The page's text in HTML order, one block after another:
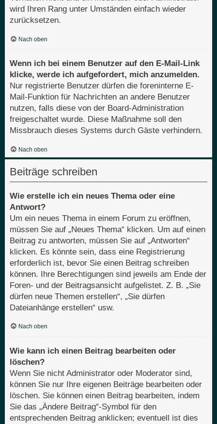
wird Ihren Rang unter Umständen einfach wieder
zurücksetzen.
Nach oben
Wenn ich bei einem Benutzer auf den E-Mail-Link
klicke, werde ich aufgefordert, mich anzumelden.
Nur registrierte Benutzer dürfen die foreninterne E-
Mail-Funktion für Nachrichten an andere Benutzer
nutzen, falls diese von der Board-Administration
freigeschaltet wurde. Diese Maßnahme soll den
Missbrauch dieses Systems durch Gäste verhindern.
Nach oben
Beiträge schreiben
Wie erstelle ich ein neues Thema oder eine
Antwort?
Um ein neues Thema in einem Forum zu eröffnen,
müssen Sie auf „Neues Thema“ klicken. Um auf einen
Beitrag zu antworten, müssen Sie auf „Antworten“
klicken. Es könnte sein, dass eine Registrierung
erforderlich ist, bevor Sie einen Beitrag schreiben
können. Ihre Berechtigungen sind jeweils am Ende der
Foren- und der Beitragsansicht aufgelistet. Z. B. „Sie
dürfen neue Themen erstellen“, „Sie dürfen
Dateianhänge erstellen“ usw.
Nach oben
Wie kann ich einen Beitrag bearbeiten oder
löschen?
Wenn Sie nicht Administrator oder Moderator sind,
können Sie nur Ihre eigenen Beiträge bearbeiten oder
löschen. Sie können einen Beitrag bearbeiten, indem
Sie das „Ändere Beitrag“-Symbol für den
entsprechenden Beitrag anklicken; eventuell ist dies